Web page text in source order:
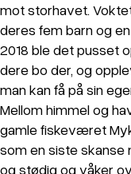
mot storhavet.
deres fem barn og
2018 ble det pusset
dere bo der, og
man kan få på sin
Mellom himmel og
gamle fiskeværet
som en siste
og stødig og våker